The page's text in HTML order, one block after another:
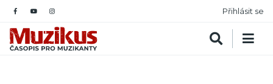
Přihlásit se